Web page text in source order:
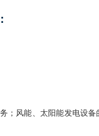
；风能、太阳能发电设